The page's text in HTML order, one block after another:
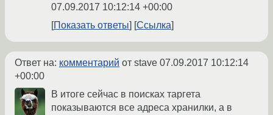
07.09.2017 10:12:14 +00:00
Показать ответы
Ссылка
Ответ на: комментарий от stave 07.09.2017 10:12:14
+00:00
В итоге сейчас в поисках таргета
показываются все адреса хранилки, а в